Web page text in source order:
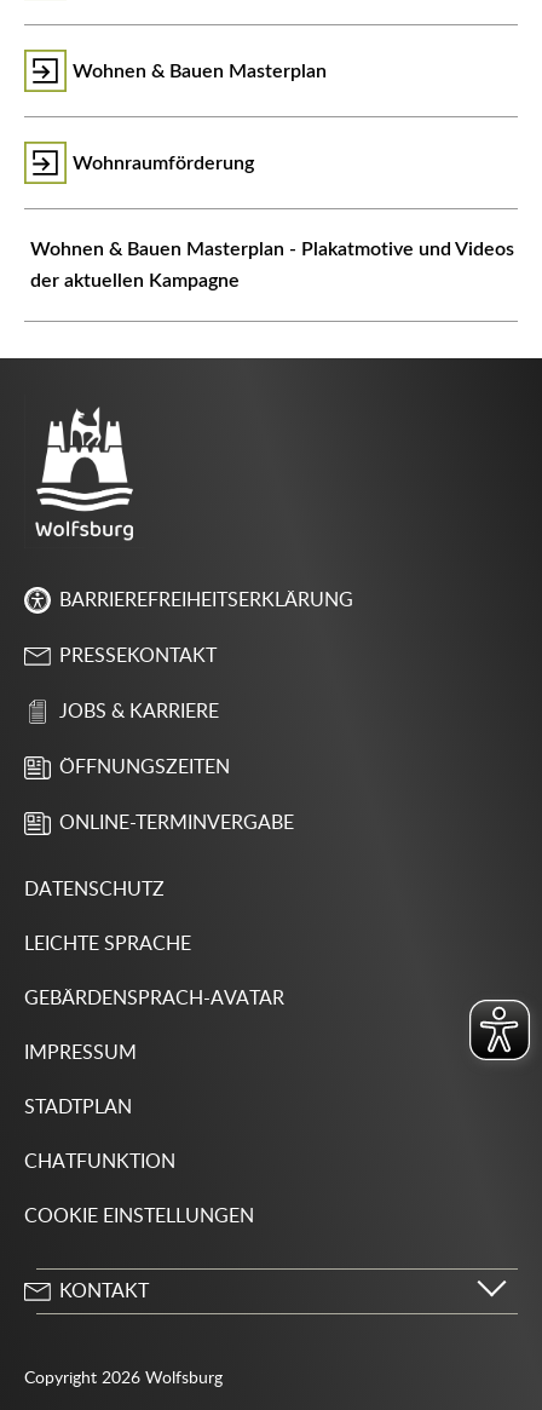
Wohnen & Bauen Masterplan
Wohnraumförderung
Wohnen & Bauen Masterplan - Plakatmotive und Videos
der aktuellen Kampagne
BARRIEREFREIHEITSERKLÄRUNG
PRESSEKONTAKT
JOBS & KARRIERE
ÖFFNUNGSZEITEN
ONLINE-TERMINVERGABE
DATENSCHUTZ
LEICHTE SPRACHE
GEBÄRDENSPRACH-AVATAR
IMPRESSUM
STADTPLAN
CHATFUNKTION
COOKIE EINSTELLUNGEN
KONTAKT
Copyright 2026 Wolfsburg